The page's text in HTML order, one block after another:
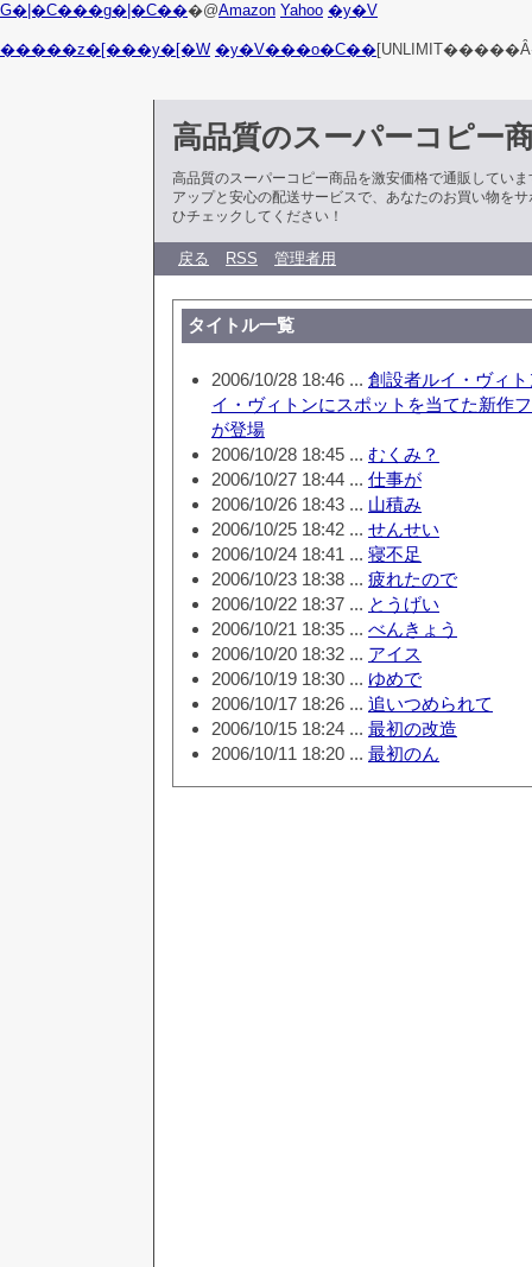
G�|�C���g�|�C���@Amazon Yahoo �y�V
�����z�[���y�[�W �y�V���o�C��
高品質のスーパーコピー
高品質のスーパーコピー商品を激安価格で通販してい
アップと安心の配送サービスで、あなたのお買い物を
ひチェックしてください！
戻る RSS 管理者用
タイトル一覧
2006/10/28 18:46 ... 創設者ルイ・ヴィ
イ・ヴィトンにスポットを当てた新作
が登場
2006/10/28 18:45 ... むくみ？
2006/10/27 18:44 ... 仕事が
2006/10/26 18:43 ... 山積み
2006/10/25 18:42 ... せんせい
2006/10/24 18:41 ... 寝不足
2006/10/23 18:38 ... 疲れたので
2006/10/22 18:37 ... とうげい
2006/10/21 18:35 ... べんきょう
2006/10/20 18:32 ... アイス
2006/10/19 18:30 ... ゆめで
2006/10/17 18:26 ... 追いつめられて
2006/10/15 18:24 ... 最初の改造
2006/10/11 18:20 ... 最初のん